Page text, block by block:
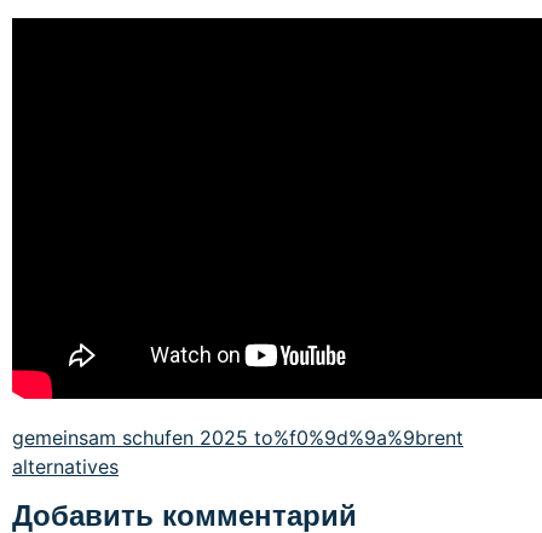
gemeinsam schufen 2025 to%f0%9d%9a%9brent
alternatives
Добавить комментарий